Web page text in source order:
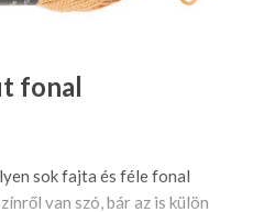
fonal
sok fajta és féle fonal
van szó, bár az is külön